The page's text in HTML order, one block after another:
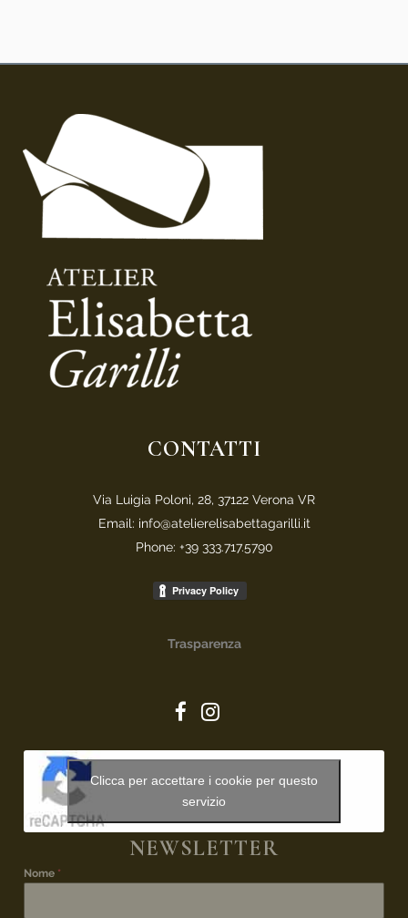
CONTATTI
Via Luigia Poloni, 28, 37122 Verona VR
Email: info@atelierelisabettagarilli.it
Phone: +39 333.717.5790
Trasparenza
Clicca per accettare i cookie per questo
servizio
NEWSLETTER
Nome *